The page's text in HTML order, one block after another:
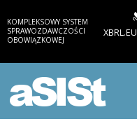
KOMPLEKSOWY SYSTEM
SPRAWOZDAWCZOŚCI
OBOWIĄZKOWEJ
XBRL.EU
aSISt